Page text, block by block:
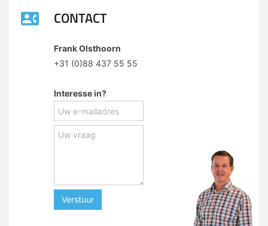
CONTACT
Frank Olsthoorn
+31 (0)88 437 55 55
Interesse in?
Verstuur